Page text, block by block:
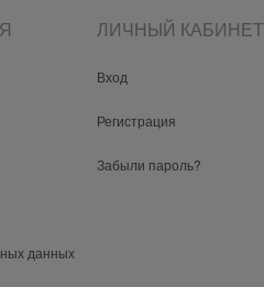
данных
ЛИЧНЫЙ КАБИНЕТ
Вход
Регистрация
Забыли пароль?